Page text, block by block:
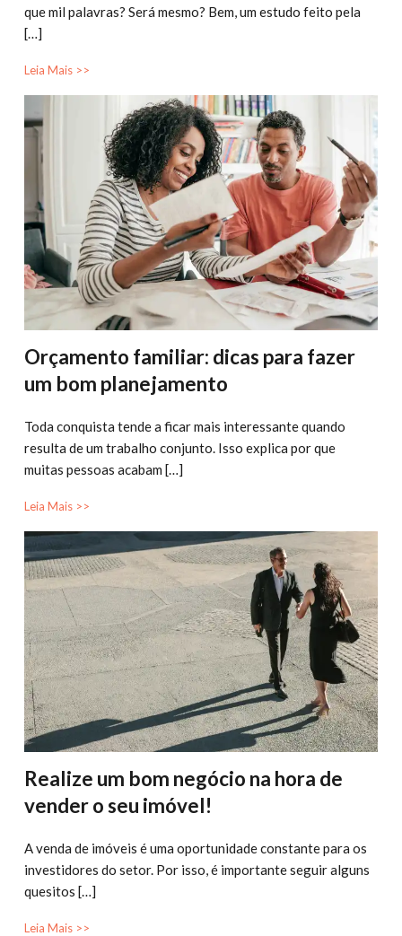
que mil palavras? Será mesmo? Bem, um estudo feito pela
[…]
Leia Mais >>
Orçamento familiar: dicas para fazer
um bom planejamento
Toda conquista tende a ficar mais interessante quando
resulta de um trabalho conjunto. Isso explica por que
muitas pessoas acabam […]
Leia Mais >>
Realize um bom negócio na hora de
vender o seu imóvel!
A venda de imóveis é uma oportunidade constante para os
investidores do setor. Por isso, é importante seguir alguns
quesitos […]
Leia Mais >>